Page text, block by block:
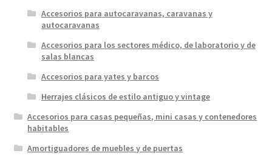
Accesorios para autocaravanas, caravanas y
autocaravanas
Accesorios para los sectores médico, de laboratorio y de
salas blancas
Accesorios para yates y barcos
Herrajes clásicos de estilo antiguo y vintage
Accesorios para casas pequeñas, mini casas y contenedores
habitables
Amortiguadores de muebles y de puertas